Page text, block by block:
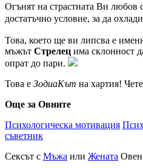
Огънят на страстната Ви любов
достатъчно условие, за да
Това, което ще ви липсва е
мъжът Стрелец има склонност
опрат до пари.
Това е ЗодиаКът на хартия!
Още за Овните
Психологическа мотивация
съветник
Сексът с Мъжа или Жената